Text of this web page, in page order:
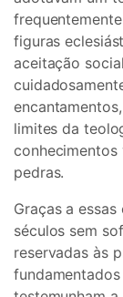
figuras
aceitação
limites da
conhecimentos
pedras.
Graças a
séculos sem
reservadas às